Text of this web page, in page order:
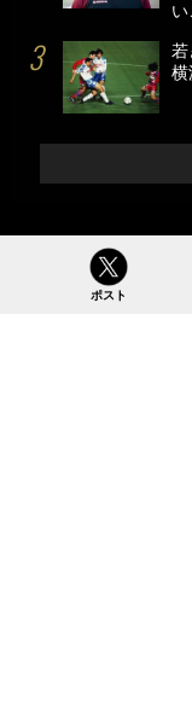
い
若
横
ポスト